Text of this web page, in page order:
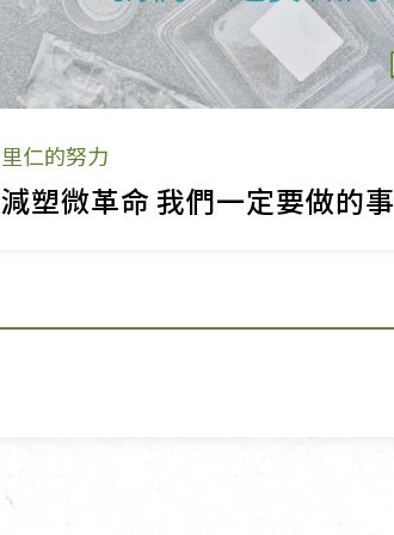
里仁的努力
減塑微革命 我們一定要做的事